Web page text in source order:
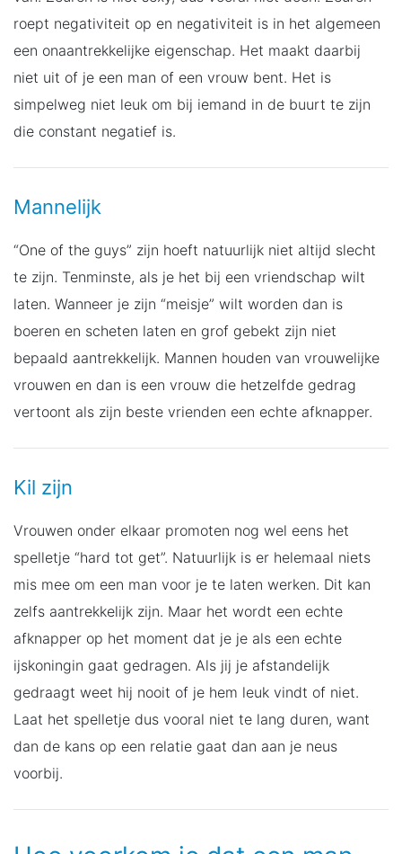
roept negativiteit op en negativiteit is in het algemeen
een onaantrekkelijke eigenschap. Het maakt daarbij
niet uit of je een man of een vrouw bent. Het is
simpelweg niet leuk om bij iemand in de buurt te zijn
die constant negatief is.
Mannelijk
“One of the guys” zijn hoeft natuurlijk niet altijd slecht
te zijn. Tenminste, als je het bij een vriendschap wilt
laten. Wanneer je zijn “meisje” wilt worden dan is
boeren en scheten laten en grof gebekt zijn niet
bepaald aantrekkelijk. Mannen houden van vrouwelijke
vrouwen en dan is een vrouw die hetzelfde gedrag
vertoont als zijn beste vrienden een echte afknapper.
Kil zijn
Vrouwen onder elkaar promoten nog wel eens het
spelletje “hard tot get”. Natuurlijk is er helemaal niets
mis mee om een man voor je te laten werken. Dit kan
zelfs aantrekkelijk zijn. Maar het wordt een echte
afknapper op het moment dat je je als een echte
ijskoningin gaat gedragen. Als jij je afstandelijk
gedraagt weet hij nooit of je hem leuk vindt of niet.
Laat het spelletje dus vooral niet te lang duren, want
dan de kans op een relatie gaat dan aan je neus
voorbij.